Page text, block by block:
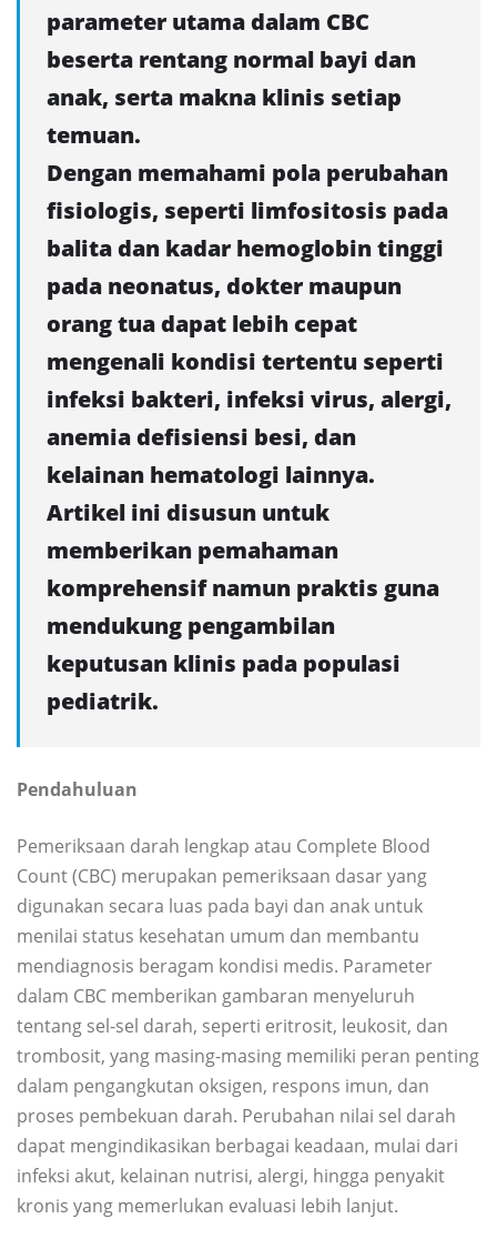
parameter utama dalam CBC
beserta rentang normal bayi dan
anak, serta makna klinis setiap
temuan.
Dengan memahami pola perubahan
fisiologis, seperti limfositosis pada
balita dan kadar hemoglobin tinggi
pada neonatus, dokter maupun
orang tua dapat lebih cepat
mengenali kondisi tertentu seperti
infeksi bakteri, infeksi virus, alergi,
anemia defisiensi besi, dan
kelainan hematologi lainnya.
Artikel ini disusun untuk
memberikan pemahaman
komprehensif namun praktis guna
mendukung pengambilan
keputusan klinis pada populasi
pediatrik.
Pendahuluan
Pemeriksaan darah lengkap atau Complete Blood
Count (CBC) merupakan pemeriksaan dasar yang
digunakan secara luas pada bayi dan anak untuk
menilai status kesehatan umum dan membantu
mendiagnosis beragam kondisi medis. Parameter
dalam CBC memberikan gambaran menyeluruh
tentang sel-sel darah, seperti eritrosit, leukosit, dan
trombosit, yang masing-masing memiliki peran penting
dalam pengangkutan oksigen, respons imun, dan
proses pembekuan darah. Perubahan nilai sel darah
dapat mengindikasikan berbagai keadaan, mulai dari
infeksi akut, kelainan nutrisi, alergi, hingga penyakit
kronis yang memerlukan evaluasi lebih lanjut.